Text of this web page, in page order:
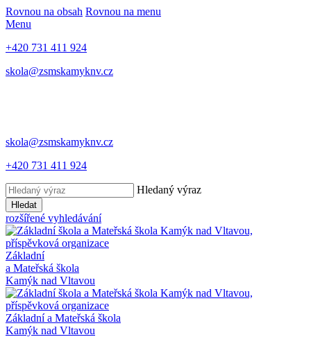
Rovnou na obsah Rovnou na menu
Menu
+420 731 411 924
skola@zsmskamyknv.cz
skola@zsmskamyknv.cz
+420 731 411 924
Hledaný výraz
Hledat
rozšířené vyhledávání
Základní
a Mateřská škola
Kamýk nad Vltavou
Základní a Mateřská škola
Kamýk nad Vltavou